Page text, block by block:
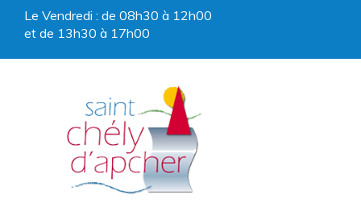
Le Vendredi : de 08h30 à 12h00
et de 13h30 à 17h00